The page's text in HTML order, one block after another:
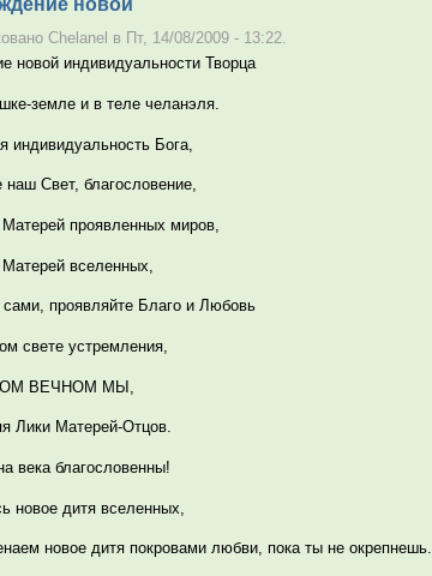
Chelanel в Пт, 14/08/2009 - 13:22.
новой индивидуальности Творца
земле и в теле челанэля.
индивидуальность Бога,
наш Свет, благословение,
проявленных миров,
вселенных,
сами, проявляйте Благо и Любовь
свете устремления,
ВЕЧНОМ МЫ,
Лики Матерей-Отцов.
века благословенны!
новое дитя вселенных,
новое дитя покровами любви, пока ты не окрепнешь.